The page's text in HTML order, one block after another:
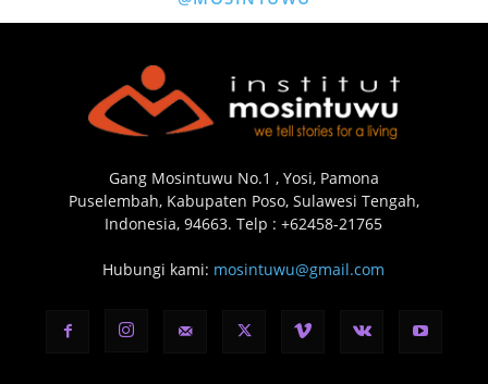
Gang Mosintuwu No.1 , Yosi, Pamona
Puselembah, Kabupaten Poso, Sulawesi Tengah,
Indonesia, 94663. Telp : +62458-21765
Hubungi kami: mosintuwu@gmail.com